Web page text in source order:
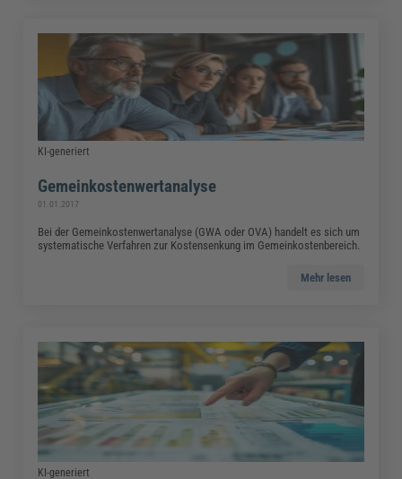
KI-generiert
Gemeinkostenwertanalyse
01.01.2017
Bei der Gemeinkostenwertanalyse (GWA oder OVA) handelt es sich um
systematische Verfahren zur Kostensenkung im Gemeinkostenbereich.
Mehr lesen
KI-generiert